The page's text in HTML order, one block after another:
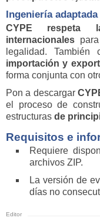
Ingeniería
CYPE
respeta
internacionales
legalidad. También
importación y
forma conjunta con
Pon a descargar
el proceso de
estructuras de
Requisitos e
Requiere
archivos ZIP.
La versión de
días no